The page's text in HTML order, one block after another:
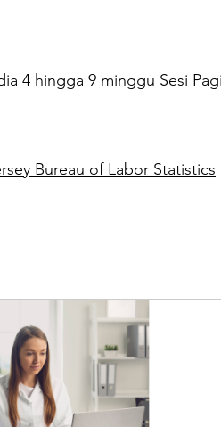
4 hingga 9 minggu Sesi
Bureau of Labor Statistics